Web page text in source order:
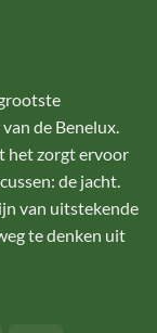
de Benelux.
het zorgt ervoor
de jacht.
van uitstekende
te denken uit